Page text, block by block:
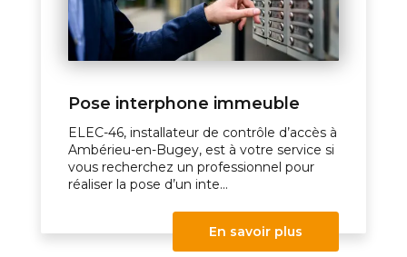
Pose interphone immeuble
ELEC-46, installateur de contrôle d’accès à
Ambérieu-en-Bugey, est à votre service si
vous recherchez un professionnel pour
réaliser la pose d’un inte...
En savoir plus